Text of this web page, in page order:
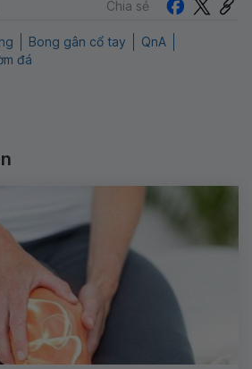
Chia sẻ
Bong gân cổ tay
QnA
đá